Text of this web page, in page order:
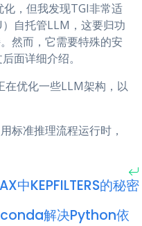
，但我发现TGI非常适
自托管LLM，这要归功
然而，它需要特殊的安
面详细介绍。
优化一些LLM架构，以
标准推理流程运行时，
中KEPFILTERS的秘密
解决Python依